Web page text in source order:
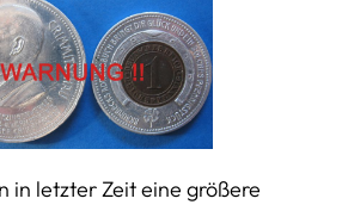
in letzter Zeit eine größere